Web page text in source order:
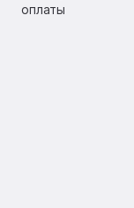
оплаты